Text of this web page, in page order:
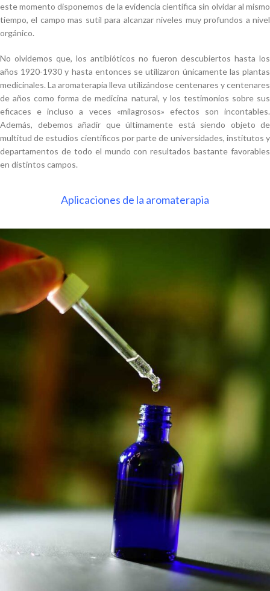
este momento disponemos de la evidencia científica sin olvidar al mismo
tiempo, el campo mas sutil para alcanzar niveles muy profundos a nivel
orgánico.
No olvidemos que, los antibióticos no fueron descubiertos hasta los
años 1920-1930 y hasta entonces se utilizaron únicamente las plantas
medicinales. La aromaterapia lleva utilizándose centenares y centenares
de años como forma de medicina natural, y los testimonios sobre sus
eficaces e incluso a veces «milagrosos» efectos son incontables.
Además, debemos añadir que últimamente está siendo objeto de
multitud de estudios científicos por parte de universidades, institutos y
departamentos de todo el mundo con resultados bastante favorables
en distintos campos.
Aplicaciones de la aromaterapia